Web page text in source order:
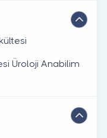
Üroloji̇ Anabi̇li̇m